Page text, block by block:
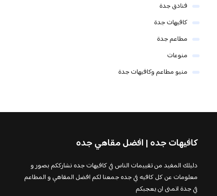
فنادق جدة
كافيهات جدة
مطاعم جدة
منوعات
منيو مطاعم وكافيهات جدة
كافيهات جده | افضل مقاهي جده
دليلك المفيد من تقييمات الناس في كافيهات جده نشارككم بصور و
معلومات عن كل كافيه في جده جمعنا لكم افضل المقاهي و المطاعم
في جدة اتمنى ان يعجبكم